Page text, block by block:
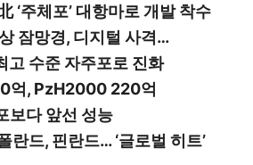
‘주체포’ 대항마로 개발 착수
잠망경, 디지털 사격…
고 수준 자주포로 진화
억, PzH2000 220억
보다 앞선 성능
란드, 핀란드… ‘글로벌 히트’